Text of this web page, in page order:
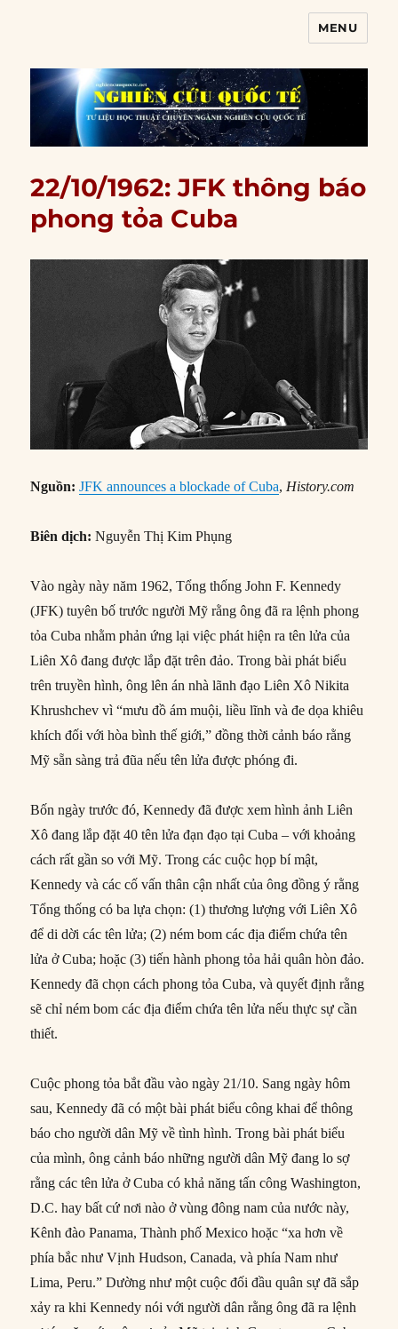
MENU
22/10/1962: JFK thông báo
phong tỏa Cuba
Nguồn:JFK announces a blockade of Cuba,History.com
Biên dịch: Nguyễn Thị Kim Phụng
Vào ngày này năm 1962, Tổng thống John F. Kennedy
(JFK) tuyên bố trước người Mỹ rằng ông đã ra lệnh phong
tỏa Cuba nhằm phản ứng lại việc phát hiện ra tên lửa của
Liên Xô đang được lắp đặt trên đảo. Trong bài phát biểu
trên truyền hình, ông lên án nhà lãnh đạo Liên Xô Nikita
Khrushchev vì “mưu đồ ám muội, liều lĩnh và đe dọa khiêu
khích đối với hòa bình thế giới,” đồng thời cảnh báo rằng
Mỹ sẵn sàng trả đũa nếu tên lửa được phóng đi.
Bốn ngày trước đó, Kennedy đã được xem hình ảnh Liên
Xô đang lắp đặt 40 tên lửa đạn đạo tại Cuba – với khoảng
cách rất gần so với Mỹ. Trong các cuộc họp bí mật,
Kennedy và các cố vấn thân cận nhất của ông đồng ý rằng
Tổng thống có ba lựa chọn: (1) thương lượng với Liên Xô
để di dời các tên lửa; (2) ném bom các địa điểm chứa tên
lửa ở Cuba; hoặc (3) tiến hành phong tỏa hải quân hòn đảo.
Kennedy đã chọn cách phong tỏa Cuba, và quyết định rằng
sẽ chỉ ném bom các địa điểm chứa tên lửa nếu thực sự cần
thiết.
Cuộc phong tỏa bắt đầu vào ngày 21/10. Sang ngày hôm
sau, Kennedy đã có một bài phát biểu công khai để thông
báo cho người dân Mỹ về tình hình. Trong bài phát biểu
của mình, ông cảnh báo những người dân Mỹ đang lo sợ
rằng các tên lửa ở Cuba có khả năng tấn công Washington,
D.C. hay bất cứ nơi nào ở vùng đông nam của nước này,
Kênh đào Panama, Thành phố Mexico hoặc “xa hơn về
phía bắc như Vịnh Hudson, Canada, và phía Nam như
Lima, Peru.” Dường như một cuộc đối đầu quân sự đã sắp
xảy ra khi Kennedy nói với người dân rằng ông đã ra lệnh